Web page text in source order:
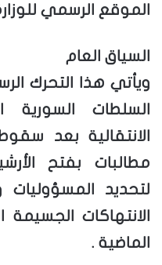
الموقع الرسمي
السياق العام
ويأتي هذا التحرك
السلطات السورية
الانتقالية بعد
مطالبات بفتح
لتحديد
الانتهاكات
الماضية .